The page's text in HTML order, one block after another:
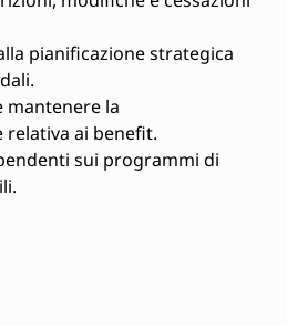
pianificazione strategica
mantenere la
ai benefit.
sui programmi di